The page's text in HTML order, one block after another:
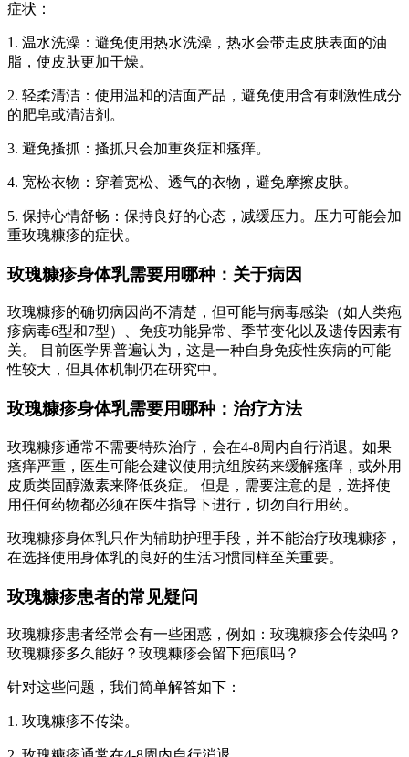
症状：
1. 温水洗澡：避免使用热水洗澡，热水会带走皮肤表面的油
脂，使皮肤更加干燥。
2. 轻柔清洁：使用温和的洁面产品，避免使用含有刺激性成分
的肥皂或清洁剂。
3. 避免搔抓：搔抓只会加重炎症和瘙痒。
4. 宽松衣物：穿着宽松、透气的衣物，避免摩擦皮肤。
5. 保持心情舒畅：保持良好的心态，减缓压力。压力可能会加
重玫瑰糠疹的症状。
玫瑰糠疹身体乳需要用哪种：关于病因
玫瑰糠疹的确切病因尚不清楚，但可能与病毒感染（如人类疱
疹病毒6型和7型）、免疫功能异常、季节变化以及遗传因素有
关。 目前医学界普遍认为，这是一种自身免疫性疾病的可能
性较大，但具体机制仍在研究中。
玫瑰糠疹身体乳需要用哪种：治疗方法
玫瑰糠疹通常不需要特殊治疗，会在4-8周内自行消退。如果
瘙痒严重，医生可能会建议使用抗组胺药来缓解瘙痒，或外用
皮质类固醇激素来降低炎症。 但是，需要注意的是，选择使
用任何药物都必须在医生指导下进行，切勿自行用药。
玫瑰糠疹身体乳只作为辅助护理手段，并不能治疗玫瑰糠疹，
在选择使用身体乳的良好的生活习惯同样至关重要。
玫瑰糠疹患者的常见疑问
玫瑰糠疹患者经常会有一些困惑，例如：玫瑰糠疹会传染吗？
玫瑰糠疹多久能好？玫瑰糠疹会留下疤痕吗？
针对这些问题，我们简单解答如下：
1. 玫瑰糠疹不传染。